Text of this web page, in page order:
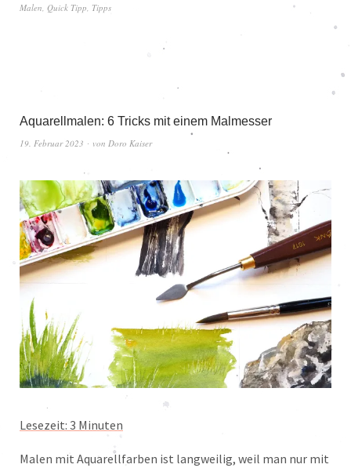
Malen Quick Tipp Tipps
Aquarellmalen: 6 Tricks mit einem Malmesser
19. Februar 2023 von Doro Kaiser
Lesezeit: 3 Minuten
Malen mit Aquarellfarben ist langweilig, weil man nur mit